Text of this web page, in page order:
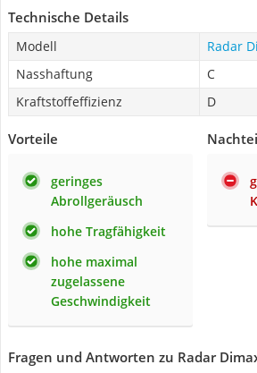
Technische Details
Modell
Radar
Nasshaftung
C
Kraftstoffeffizienz
D
Vorteile
geringes
Abrollgeräusch
hohe Tragfähigkeit
hohe maximal
zugelassene
Geschwindigkeit
Fragen und Antworten zu Radar